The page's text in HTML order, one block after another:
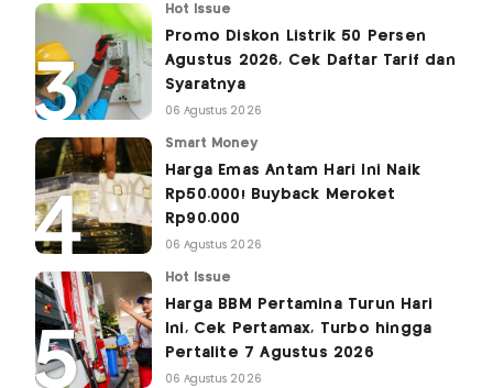
Hot Issue
Promo Diskon Listrik 50 Persen
Agustus 2026, Cek Daftar Tarif dan
Syaratnya
06 Agustus 2026
Smart Money
Harga Emas Antam Hari Ini Naik
Rp50.000! Buyback Meroket
Rp90.000
06 Agustus 2026
Hot Issue
Harga BBM Pertamina Turun Hari
Ini, Cek Pertamax, Turbo hingga
Pertalite 7 Agustus 2026
06 Agustus 2026